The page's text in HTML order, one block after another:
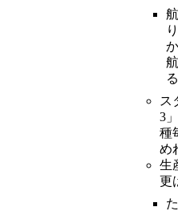
ス
3
種
め
生
更